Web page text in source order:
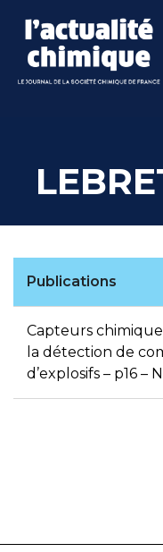
content
Publications
Capteurs
la détection de
d’explosifs – p16 –